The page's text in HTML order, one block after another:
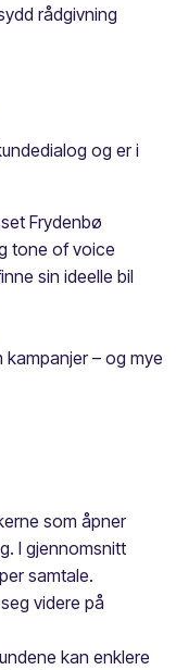
rådgivning
og er i
Frydenbø
tone of voice
sin ideelle bil
– og mye
som åpner
I gjennomsnitt
samtale.
videre på
kan enklere